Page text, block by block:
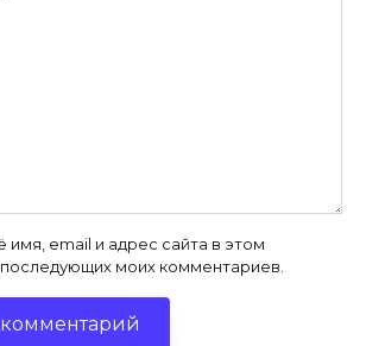
имя, email и адрес сайта в этом
моих комментариев.